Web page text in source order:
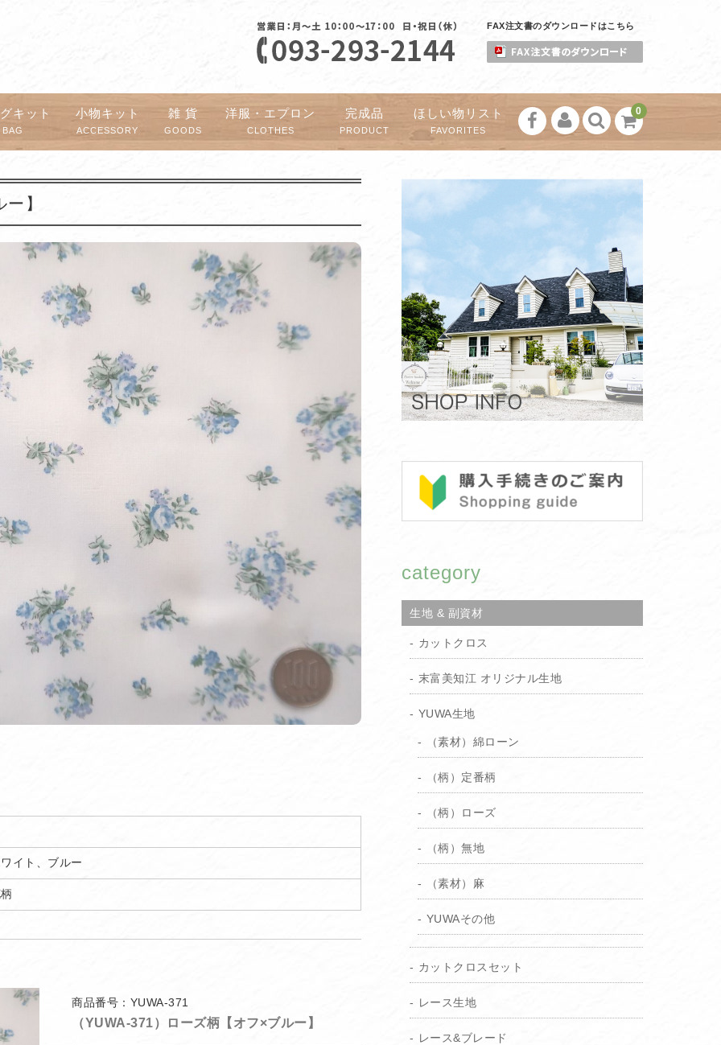
FAX注文書のダウンロードはこちら
0
キット
BAG
小物キット
ACCESSORY
雑 貨
GOODS
洋服・エプロン
CLOTHES
完成品
PRODUCT
ほしい物リスト
FAVORITES
】
イト、ブルー
商品番号：YUWA-371
（YUWA-371）ローズ柄【オフ×ブルー】
category
生地 & 副資材
カットクロス
末富美知江 オリジナル生地
YUWA生地
（素材）綿ローン
（柄）定番柄
（柄）ローズ
（柄）無地
（素材）麻
YUWAその他
カットクロスセット
レース生地
レース&ブレード